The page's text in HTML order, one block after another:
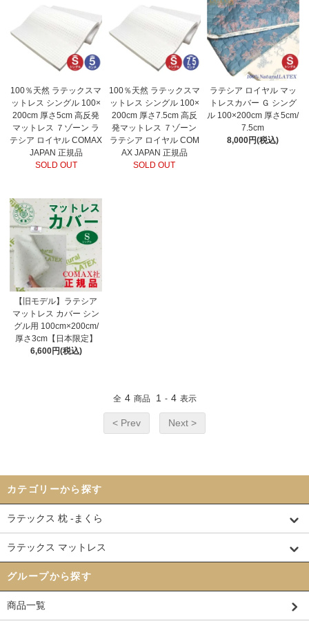
100％天然 ラテックスマ
ットレス シングル 100×
200cm 厚さ5cm 高反発
マットレス ７ゾーン ラ
テシア ロイヤル COMAX
JAPAN 正規品
SOLD OUT
100％天然 ラテックスマ
ットレス シングル 100×
200cm 厚さ7.5cm 高反
発マットレス ７ゾーン
ラテシア ロイヤル COM
AX JAPAN 正規品
SOLD OUT
ラテシア ロイヤル マッ
トレスカバー Ｇ シング
ル 100×200cm 厚さ5cm/
7.5cm
8,000円(税込)
【旧モデル】ラテシア
マットレス カバー シン
グル用 100cm×200cm/
厚さ3cm【日本限定】
6,600円(税込)
全 4 商品 1 - 4 表示
< Prev Next >
カテゴリーから探す
ラテックス 枕 -まくら
ラテックス マットレス
グループから探す
商品一覧